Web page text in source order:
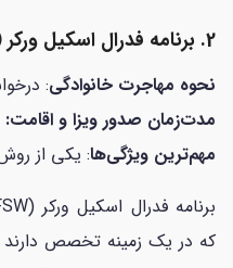
2. برنامه فدرال اسکیل ورکر (Federal Skilled Worker)
نحوه مهاجرت خانوادگی:
مدت‌زمان صدور ویزا و اقامت:
مهم‌ترین ویژگی‌ها: یکی از
که در یک زمینه تخصص دارند و